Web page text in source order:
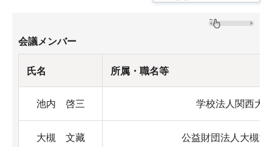
会議メンバー
氏名 所属・職名等
池内 啓三 学校法人関西大
大槻 文藏 公益財団法人大槻